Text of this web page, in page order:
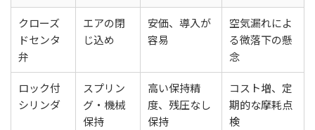
クローズ
ドセンタ
弁
エアの閉
じ込め
安価、導入が
容易
空気漏れによ
る微落下の懸
念
ロック付
シリンダ
スプリン
グ・機械
保持
高い保持精
度、残圧なし
保持
コスト増、定
期的な摩耗点
検